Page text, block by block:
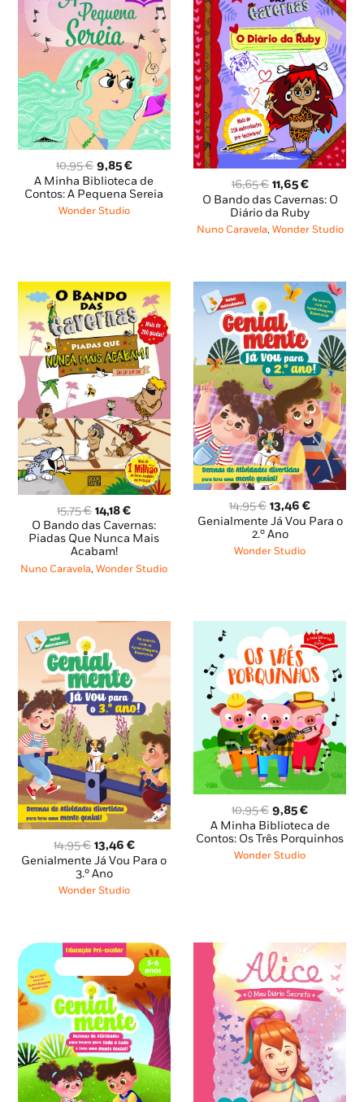
10,95€ O
preço
original
era:
9,85€O
preço
atual
A Minha Biblioteca de
Contos: A Pequena Sereia
Wonder Studio
16,65€ O
preço
original
era:
11,65€O
preço
atual
é:
O Bando das Cavernas: O
Diário da Ruby
Nuno Caravela, Wonder Studio
15,75€ O
preço
original
era:
15,75 €.
14,18€O
preço
atual
14,18 €.
O Bando das Cavernas:
Piadas Que Nunca Mais
Acabam!
Nuno Caravela,Wonder Studio
14,95€ O
preço
original
era:
13,46€O
preço
Genialmente Já Vou Para o
2.º Ano
Wonder Studio
14,95€ O
preço
original
era:
13,46 €O
preço
Genialmente Já Vou Para o
3.º Ano
Wonder Studio
10,95€ O
preço
original
era:
9,85€O
preço
atual
A Minha Biblioteca de
Contos: Os Três Porquinhos
Wonder Studio